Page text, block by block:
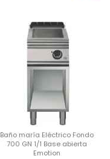
Baño maría Eléctrico Fondo
700 GN 1/1 Base abierta
Emotion